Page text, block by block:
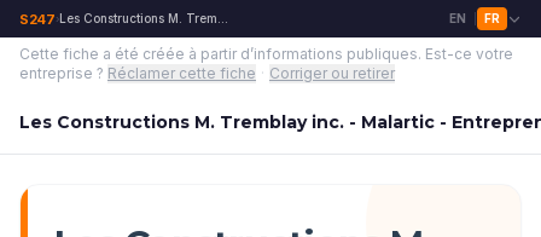
S247›Les Constructions M. Tremblay inc. - Malartic - Entrepreneurs EN FR
Cette fiche a été créée à partir d’informations publiques. Est-ce votre
entreprise ? Réclamer cette fiche · Corriger ou retirer
Les Constructions M. Tremblay inc. - Malartic -